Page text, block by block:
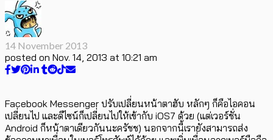
14 November 2013
posted on Nov. 14, 2013 at 10:21 am
Facebook Messenger ปรับเปลี่ยนหน้าตาฮับ หลักๆ ก็คือไอคอน
เปลี่ยนไป และดีไซน์ก็เปลี่ยนไปให้เข้ากับ iOS7 ด้วย (แต่เวอร์ชั่น
Android ก็หน้าตาเดียวกันนะครัชช) นอกจากนี้เรายังสามารถส่ง